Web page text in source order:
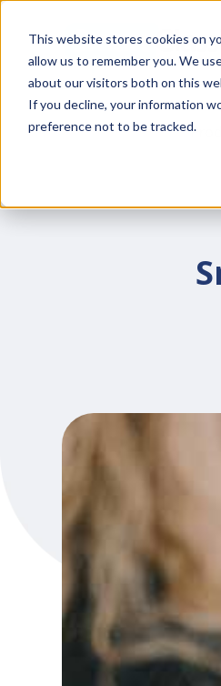
This website stores cookies on
allow us to remember you. We
about our visitors both on this
If you decline, your information
preference not to be tracked.